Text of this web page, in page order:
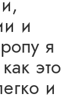
и
я
это
и